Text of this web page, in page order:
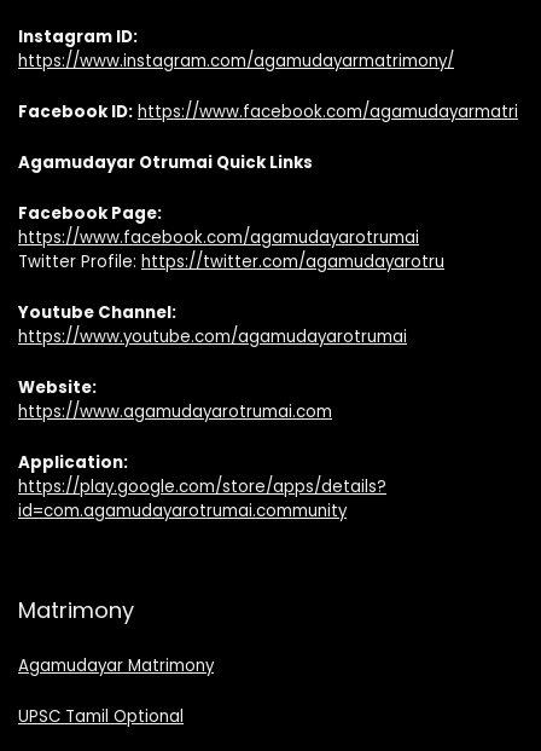
Instagram ID:
https://www.instagram.com/agamudayarmatrimony/
Facebook ID: https://www.facebook.com/agamudayarmatri
Agamudayar Otrumai Quick Links
Facebook Page:
https://www.facebook.com/agamudayarotrumai
Twitter Profile: https://twitter.com/agamudayarotru
Youtube Channel:
https://www.youtube.com/agamudayarotrumai
Website:
https://www.agamudayarotrumai.com
Application:
https://play.google.com/store/apps/details?
id=com.agamudayarotrumai.community
Matrimony
Agamudayar Matrimony
UPSC Tamil Optional